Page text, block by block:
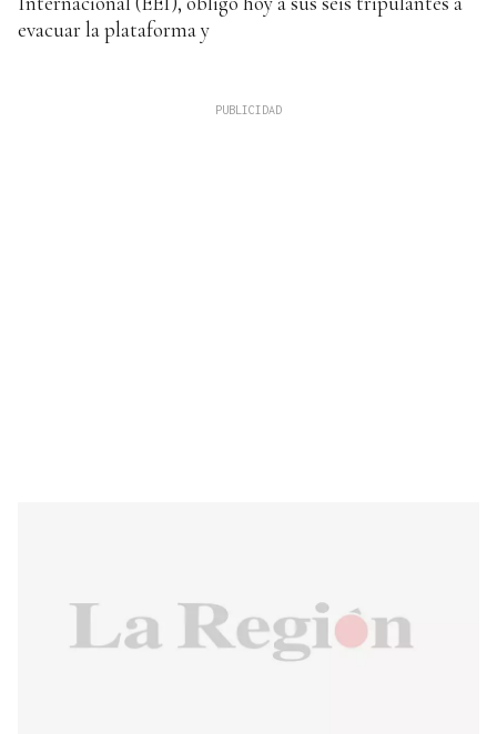
evacuar la plataforma y